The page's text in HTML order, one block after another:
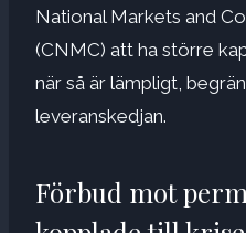
National Markets and
(CNMC) att ha större
när så är lämpligt,
leveranskedjan.
Förbud mot